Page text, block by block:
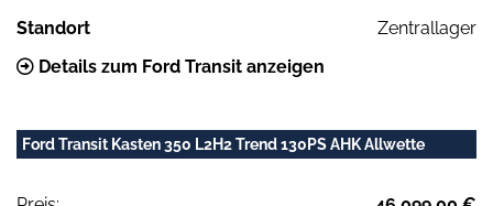
Standort
Zentrallager
Details zum Ford Transit anzeigen
Ford Transit Kasten 350 L2H2 Trend 130PS AHK Allwette